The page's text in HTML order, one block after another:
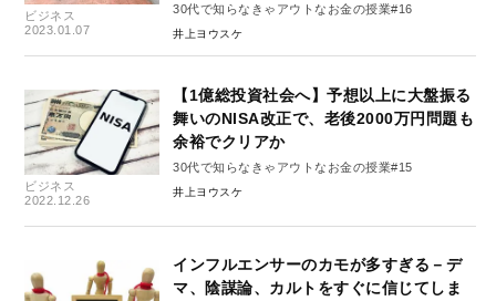
ビジネス
2023.01.07
30代で知らなきゃアウトなお金の授業#16
井上ヨウスケ
ビジネス
2022.12.26
【1億総投資社会へ】予想以上に大盤振る
舞いのNISA改正で、老後2000万円問題も
余裕でクリアか
30代で知らなきゃアウトなお金の授業#15
井上ヨウスケ
インフルエンサーのカモが多すぎる－デ
マ、陰謀論、カルトをすぐに信じてしま